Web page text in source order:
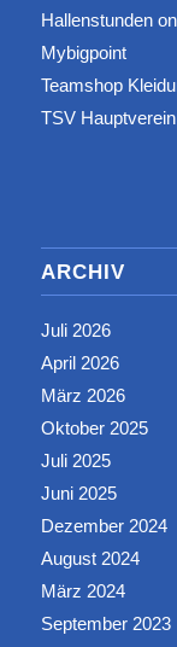
Hallenstunden
Mybigpoint
Teamshop
TSV Hauptverein
ARCHIV
Juli 2026
April 2026
März 2026
Oktober 2025
Juli 2025
Juni 2025
Dezember 2024
August 2024
März 2024
September 2023